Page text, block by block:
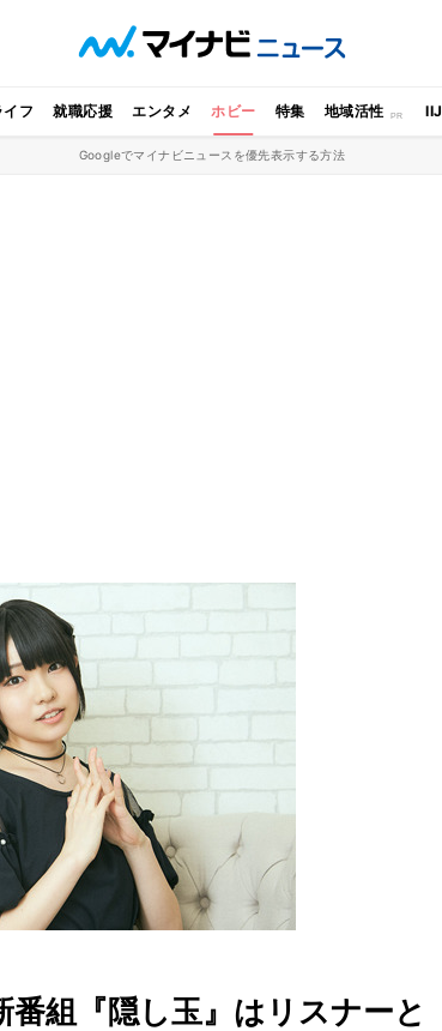
イフ 就職応援 エンタメ ホビー 特集 地域活性 IIJ
Googleでマイナビニュースを優先表示する方法
組『隠し玉』はリスナーと